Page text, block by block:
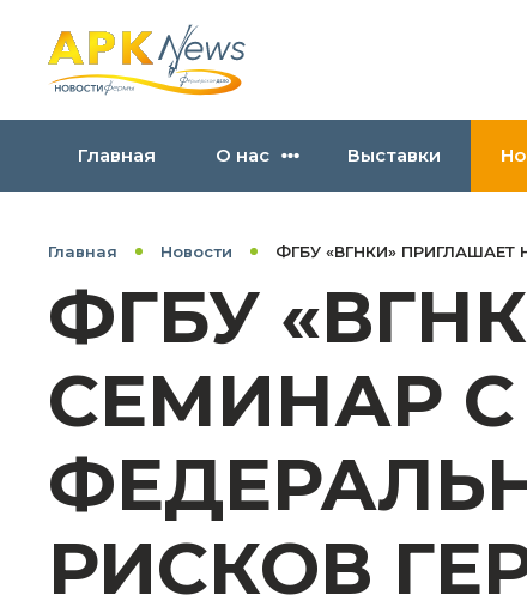
Главная О нас Выставки
Главная Новости ФГБУ «ВГНКИ»
ФГБУ
СЕМИНАР С
РИСКОВ